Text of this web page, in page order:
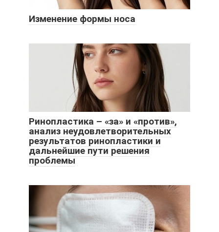
Изменение формы носа
Ринопластика – «за» и «против»,
анализ неудовлетворительных
результатов ринопластики и
дальнейшие пути решения
проблемы